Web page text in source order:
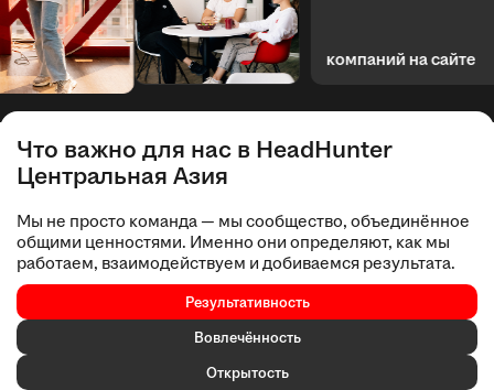
компаний на сайте
Что важно для нас в HeadHunter
Центральная Азия
Мы не просто команда — мы сообщество, объединённое
общими ценностями. Именно они определяют, как мы
работаем, взаимодействуем и добиваемся результата.
Результативность
Вовлечённость
Открытость